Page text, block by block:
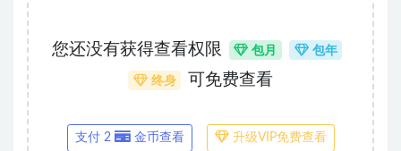
您还没有获得查看权限 包月 包年
终身 可免费查看
支付 2 金币查看 升级VIP免费查看